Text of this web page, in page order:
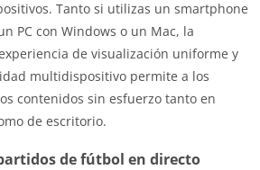
Tanto si utilizas un smartphone
PC con Windows o un Mac, la
de visualización uniforme y
multidispositivo permite a los
contenidos sin esfuerzo tanto en
de escritorio.
de fútbol en directo